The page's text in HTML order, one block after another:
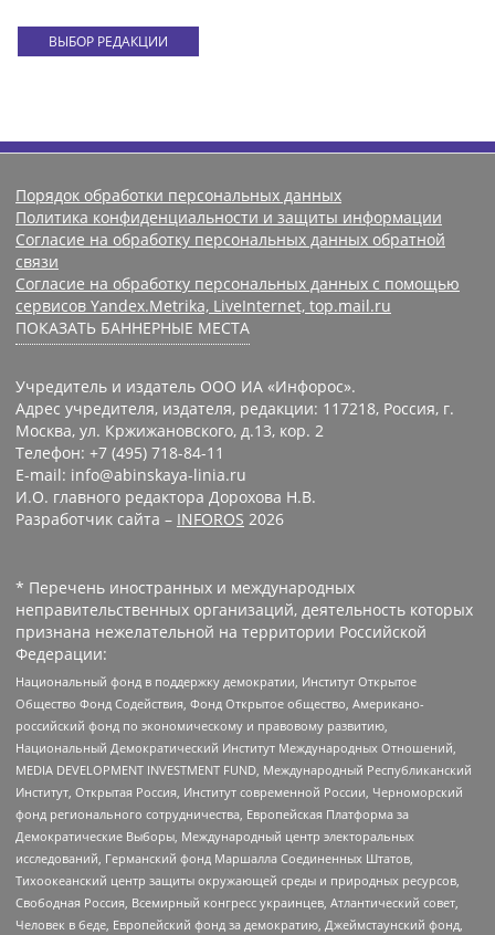
ВЫБОР РЕДАКЦИИ
Порядок обработки персональных данных
Политика конфиденциальности и защиты информации
Согласие на обработку персональных данных обратной
связи
Согласие на обработку персональных данных с помощью
сервисов Yandex.Metrika, LiveInternet, top.mail.ru
ПОКАЗАТЬ БАННЕРНЫЕ МЕСТА
Учредитель и издатель ООО ИА «Инфорос».
Адрес учредителя, издателя, редакции: 117218, Россия, г.
Москва, ул. Кржижановского, д.13, кор. 2
Телефон: +7 (495) 718-84-11
E-mail: info@abinskaya-linia.ru
И.О. главного редактора Дорохова Н.В.
Разработчик сайта – INFOROS 2026
* Перечень иностранных и международных
неправительственных организаций, деятельность которых
признана нежелательной на территории Российской
Федерации:
Национальный фонд в поддержку демократии, Институт Открытое
Общество Фонд Содействия, Фонд Открытое общество, Американо-
российский фонд по экономическому и правовому развитию,
Национальный Демократический Институт Международных Отношений,
MEDIA DEVELOPMENT INVESTMENT FUND, Международный Республиканский
Институт, Открытая Россия, Институт современной России, Черноморский
фонд регионального сотрудничества, Европейская Платформа за
Демократические Выборы, Международный центр электоральных
исследований, Германский фонд Маршалла Соединенных Штатов,
Тихоокеанский центр защиты окружающей среды и природных ресурсов,
Свободная Россия, Всемирный конгресс украинцев, Атлантический совет,
Человек в беде, Европейский фонд за демократию, Джеймстаунский фонд,